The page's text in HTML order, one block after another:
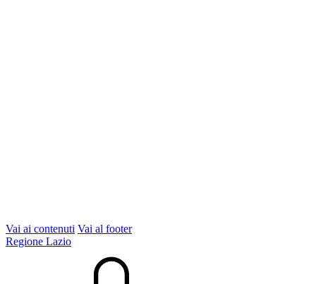
Vai ai contenuti Vai al footer
Regione Lazio